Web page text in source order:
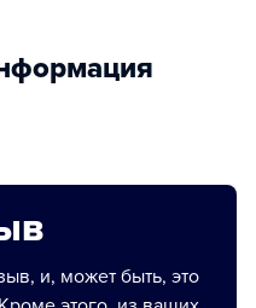
и, может быть, это